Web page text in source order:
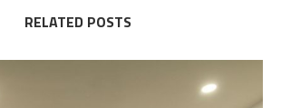
RELATED POSTS